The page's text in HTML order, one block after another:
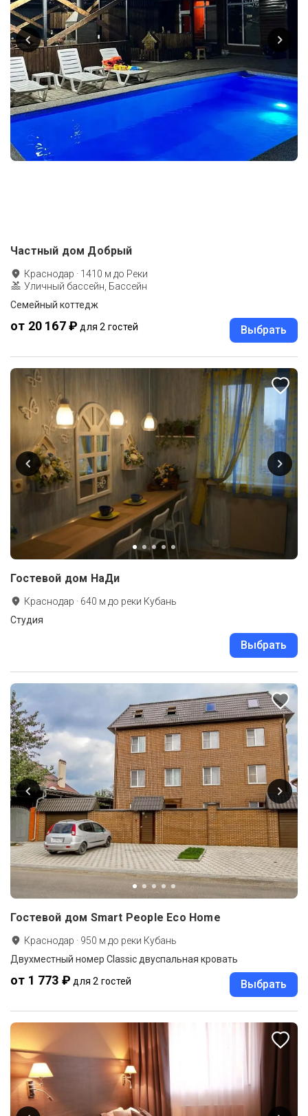
Частный дом Добрый
Краснодар · 1410 м до Реки
Уличный бассейн, Бассейн
Семейный коттедж
от 20 167 ₽ для 2 гостей Выбрать
Гостевой дом НаДи
Краснодар · 640 м до реки Кубань
Студия
Выбрать
Гостевой дом Smart People Eco Home
Краснодар · 950 м до реки Кубань
Двухместный номер Classic двуспальная кровать
от 1 773 ₽ для 2 гостей Выбрать